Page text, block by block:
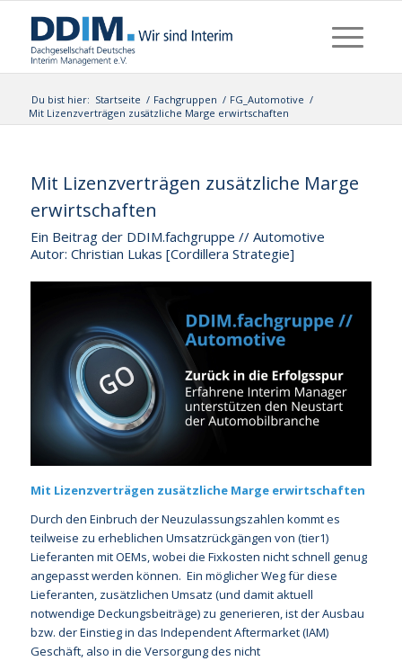
Du bist hier: Startseite / Fachgruppen / FG_Automotive /
Mit Lizenzverträgen zusätzliche Marge erwirtschaften
Mit Lizenzverträgen zusätzliche Marge
erwirtschaften
Ein Beitrag der DDIM.fachgruppe // Automotive
Autor: Christian Lukas [Cordillera Strategie]
Mit Lizenzverträgen zusätzliche Marge erwirtschaften
Durch den Einbruch der Neuzulassungszahlen kommt es
teilweise zu erheblichen Umsatzrückgängen von (tier1)
Lieferanten mit OEMs, wobei die Fixkosten nicht schnell genug
angepasst werden können. Ein möglicher Weg für diese
Lieferanten, zusätzlichen Umsatz (und damit aktuell
notwendige Deckungsbeiträge) zu generieren, ist der Ausbau
bzw. der Einstieg in das Independent Aftermarket (IAM)
Geschäft, also in die Versorgung des nicht